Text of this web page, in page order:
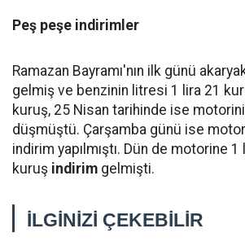
Peş peşe indirimler
Ramazan Bayramı'nın ilk günü
gelmiş ve benzinin litresi 1 lira 21
kuruş, 25 Nisan tarihinde ise
düşmüştü. Çarşamba günü ise
indirim yapılmıştı. Dün de motorine 1
kuruş indirim gelmişti.